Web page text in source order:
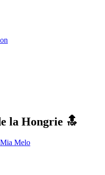
la Hongrie 🔝
Mia Melo